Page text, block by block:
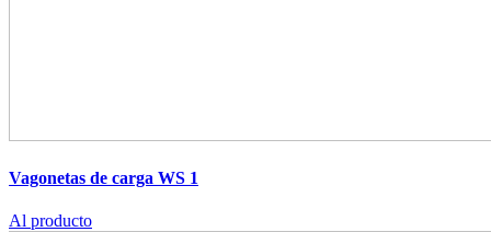
Vagonetas de carga WS 1
Al producto